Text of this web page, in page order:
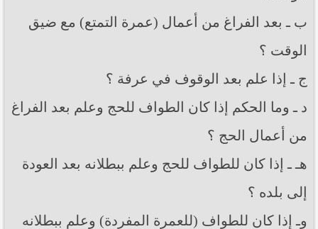
ب ـ بعد الفراغ من أعمال (عمرة التمتع) مع ضيق
الوقت ؟
ج ـ إذا علم بعد الوقوف في عرفة ؟
د ـ وما الحكم إذا كان الطواف للحج وعلم بعد الفراغ
من أعمال الحج ؟
هـ ـ إذا كان للطواف للحج وعلم ببطلانه بعد العودة
إلى بلده ؟
وـ إذا كان للطواف (للعمرة المفردة) وعلم ببطلانه